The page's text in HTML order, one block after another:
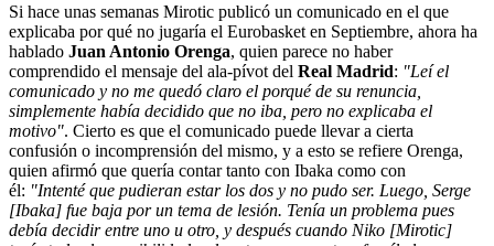
Si hace unas semanas Mirotic publicó un comunicado en el que
explicaba por qué no jugaría el Eurobasket en Septiembre, ahora ha
hablado Juan Antonio Orenga, quien parece no haber
comprendido el mensaje del ala-pívot del Real Madrid: "Leí el
comunicado y no me quedó claro el porqué de su renuncia,
simplemente había decidido que no iba, pero no explicaba el
motivo". Cierto es que el comunicado puede llevar a cierta
confusión o incomprensión del mismo, y a esto se refiere Orenga,
quien afirmó que quería contar tanto con Ibaka como con
él: "Intenté que pudieran estar los dos y no pudo ser. Luego, Serge
[Ibaka] fue baja por un tema de lesión. Tenía un problema pues
debía decidir entre uno u otro, y después cuando Niko [Mirotic]